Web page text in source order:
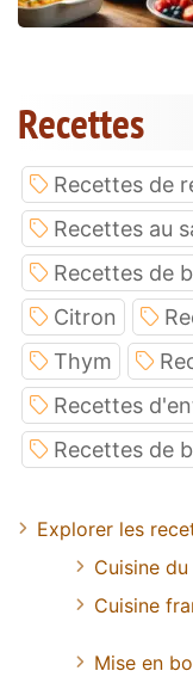
Recettes
Recettes de
Recettes au
Recettes de
Citron
Thym
Recettes
Recettes de
Explorer les
Cuisine
Cuisine
Mise en